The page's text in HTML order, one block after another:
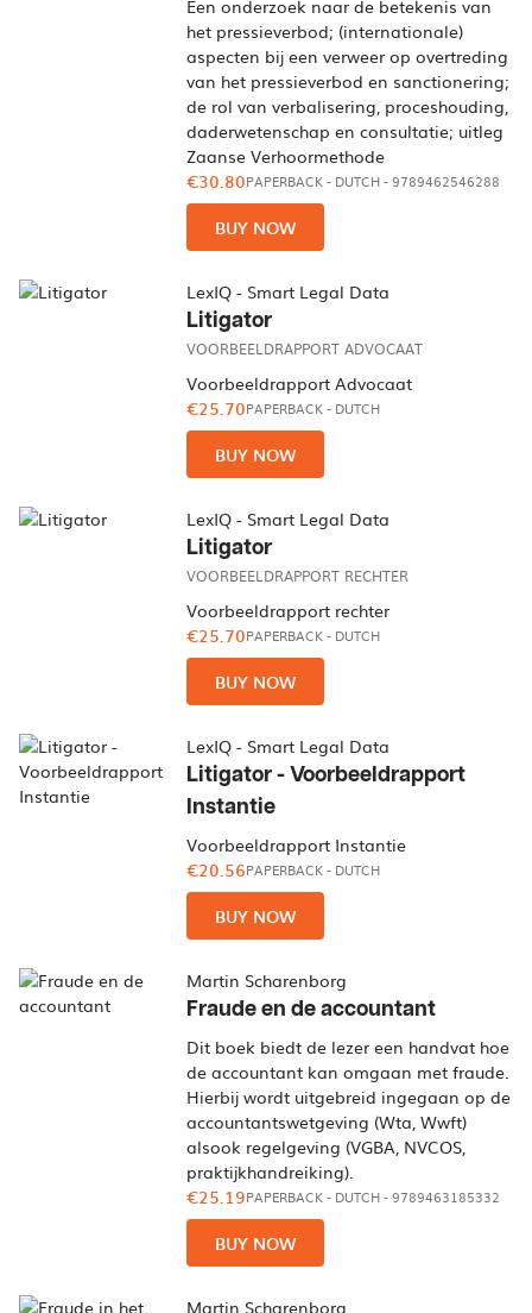
Een onderzoek naar de betekenis van
het pressieverbod; (internationale)
aspecten bij een verweer op overtreding
van het pressieverbod en sanctionering;
de rol van verbalisering, proceshouding,
daderwetenschap en consultatie; uitleg
Zaanse Verhoormethode
€30.80PAPERBACK- DUTCH- 9789462546288
BUY NOW
LexIQ - Smart Legal Data
Litigator
VOORBEELDRAPPORT ADVOCAAT
Voorbeeldrapport Advocaat
€25.70PAPERBACK- DUTCH
BUY NOW
LexIQ - Smart Legal Data
Litigator
VOORBEELDRAPPORT RECHTER
Voorbeeldrapport rechter
€25.70PAPERBACK- DUTCH
BUY NOW
LexIQ - Smart Legal Data
Litigator - Voorbeeldrapport
Instantie
Voorbeeldrapport Instantie
€20.56PAPERBACK- DUTCH
BUY NOW
Martin Scharenborg
Fraude en de accountant
Dit boek biedt de lezer een handvat hoe
de accountant kan omgaan met fraude.
Hierbij wordt uitgebreid ingegaan op de
accountantswetgeving (Wta, Wwft)
alsook regelgeving (VGBA, NVCOS,
praktijkhandreiking).
€25.19PAPERBACK- DUTCH- 9789463185332
BUY NOW
Martin Scharenborg